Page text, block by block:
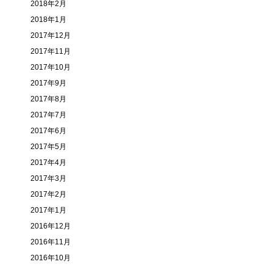
2018年2月
2018年1月
2017年12月
2017年11月
2017年10月
2017年9月
2017年8月
2017年7月
2017年6月
2017年5月
2017年4月
2017年3月
2017年2月
2017年1月
2016年12月
2016年11月
2016年10月